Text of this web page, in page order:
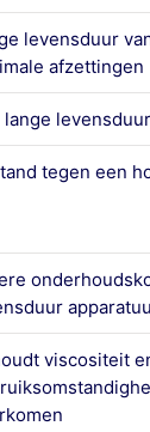
levensduur
afzettingen
lange
tegen een
viscositeit